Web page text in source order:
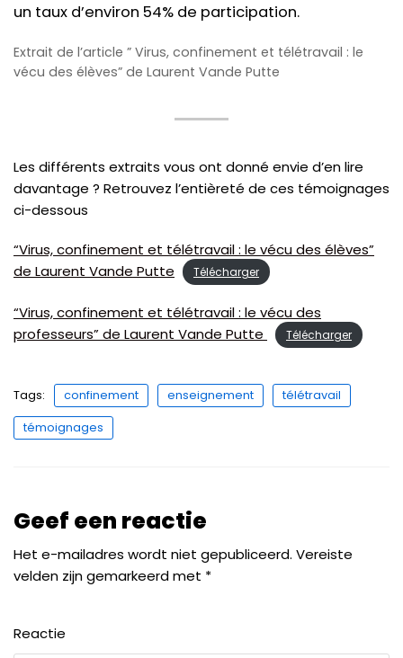
un taux d’environ 54% de participation.
Extrait de l’article ” Virus, confinement et télétravail : le
vécu des élèves” de Laurent Vande Putte
Les différents extraits vous ont donné envie d’en lire
davantage ? Retrouvez l’entièreté de ces témoignages
ci-dessous
“Virus, confinement et télétravail : le vécu des élèves”
de Laurent Vande Putte
Télécharger
“Virus, confinement et télétravail : le vécu des
professeurs” de Laurent Vande Putte
Télécharger
Tags: confinement enseignement télétravail
témoignages
Geef een reactie
Het e-mailadres wordt niet gepubliceerd. Vereiste
velden zijn gemarkeerd met *
Reactie